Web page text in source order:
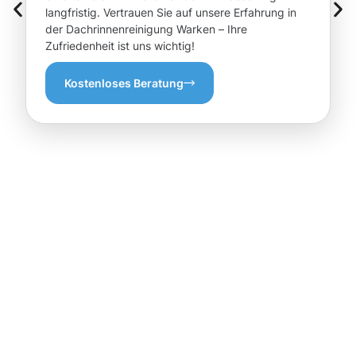
langfristig. Vertrauen Sie auf unsere Erfahrung in
der Dachrinnenreinigung Warken – Ihre
Zufriedenheit ist uns wichtig!
Kostenloses Beratung